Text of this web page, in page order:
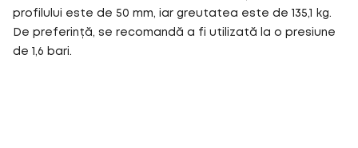
profilului este de 50 mm, iar greutatea este de 135,1 kg.
De preferință, se recomandă a fi utilizată la o presiune
de 1,6 bari.